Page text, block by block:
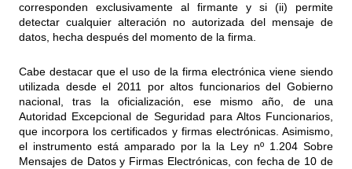
corresponden exclusivamente al firmante y si (ii) permite
detectar cualquier alteración no autorizada del mensaje de
datos, hecha después del momento de la firma.
Cabe destacar que el uso de la firma electrónica viene siendo
utilizada desde el 2011 por altos funcionarios del Gobierno
nacional, tras la oficialización, ese mismo año, de una
Autoridad Excepcional de Seguridad para Altos Funcionarios,
que incorpora los certificados y firmas electrónicas. Asimismo,
el instrumento está amparado por la la Ley nº 1.204 Sobre
Mensajes de Datos y Firmas Electrónicas, con fecha de 10 de